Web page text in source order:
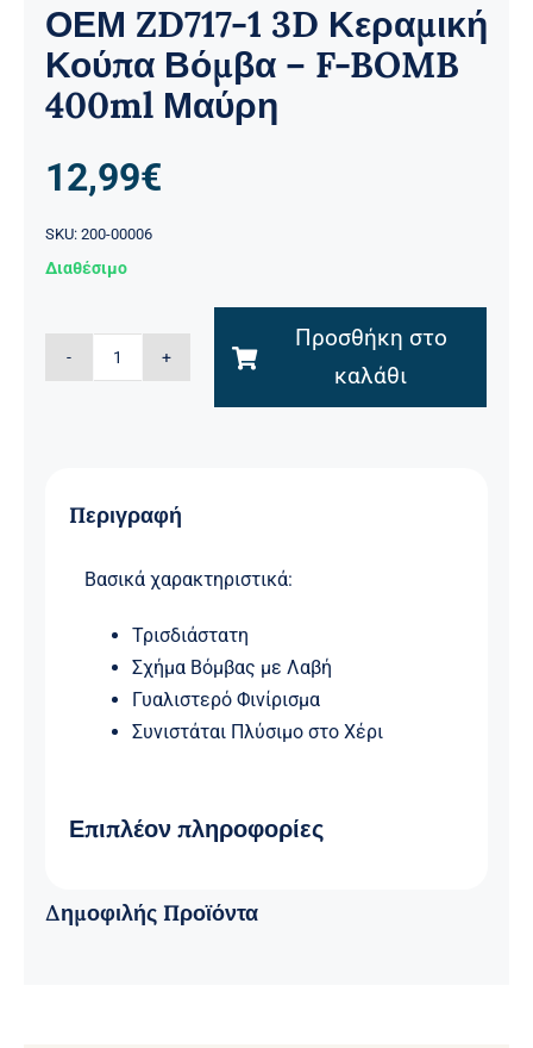
ΟΕΜ ZD717-1 3D Κεραμική
Κούπα Βόμβα – F-BOMB
400ml Μαύρη
12,99€
SKU: 200-00006
Διαθέσιμο
Κούπα
Βόμβα
F-
BOMB
400ml
Μαύρη
Προσθήκη στο
καλάθι
Περιγραφή
Βασικά χαρακτηριστικά:
Τρισδιάστατη
Σχήμα Βόμβας με Λαβή
Γυαλιστερό Φινίρισμα
Συνιστάται Πλύσιμο στο Χέρι
Επιπλέον πληροφορίες
Δημοφιλής Προϊόντα